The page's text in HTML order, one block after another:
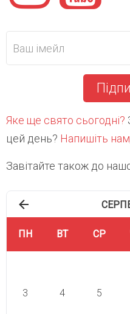
Яке ще свято сьогодні?
цей день? Напишіть нам
Завітайте також до
ПН ВТ СР
3 4 5